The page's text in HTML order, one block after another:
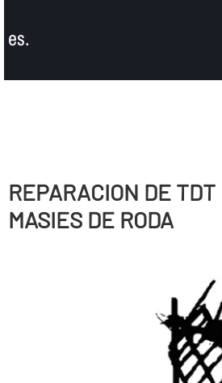
es.
REPARACION DE
MASIES DE RODA